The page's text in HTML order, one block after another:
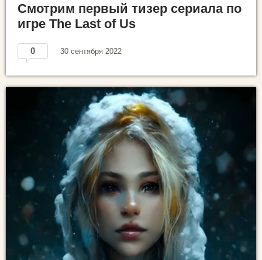
Смотрим первый тизер сериала по
игре The Last of Us
0 30 сентября 2022